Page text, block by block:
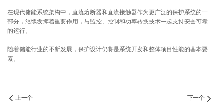
在现代储能系统架构中，直流熔断器和直流接触器作为更广泛的保护系统的一
部分，继续发挥着重要作用，与监控、控制和功率转换技术一起支持安全可靠
的运行。
随着储能行业的不断发展，保护设计仍将是系统开发和整体项目性能的基本要
素。
上一个 下一个